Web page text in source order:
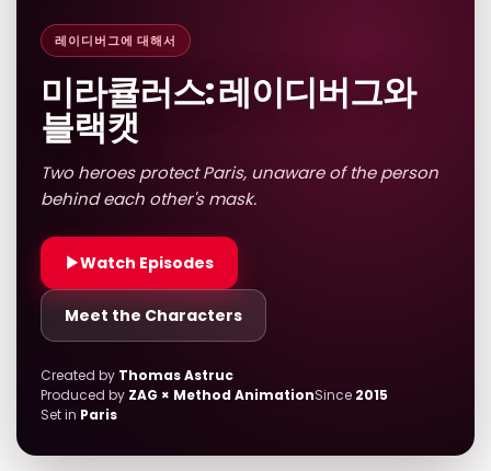
레이디버그에 대해서
미라큘러스: 레이디버그와
블랙캣
Two heroes protect Paris, unaware of the person
behind each other's mask.
▶Watch Episodes
Meet the Characters
Created by Thomas Astruc
Produced by ZAG × Method AnimationSince 2015
Set in Paris